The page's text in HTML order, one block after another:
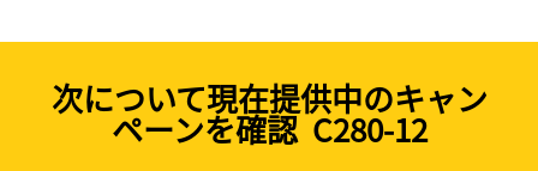
次について現在提供中のキャン
ペーンを確認 C280-12